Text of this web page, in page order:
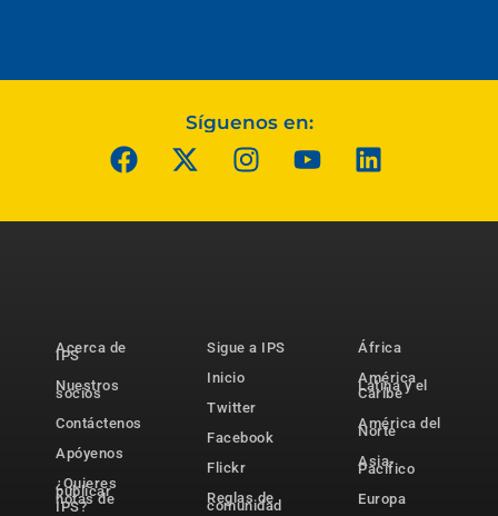
Síguenos en:
Acerca de
IPS
Nuestros
socios
Contáctenos
Apóyenos
¿Quieres
publicar
notas de
IPS?
Sigue a IPS
Inicio
Twitter
Facebook
Flickr
Reglas de
comunidad
África
América
Latina y el
Caribe
América del
Norte
Asia-
Pacífico
Europa